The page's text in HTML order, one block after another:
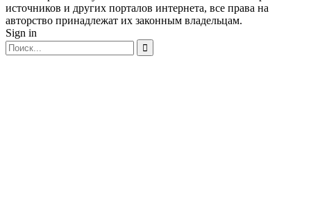
источников и других порталов интернета, все права на
авторство принадлежат их законным владельцам.
Sign in